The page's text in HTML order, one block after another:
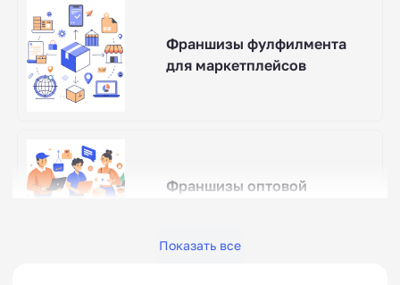
Франшизы фулфилмента
для маркетплейсов
Франшизы оптовой
Показать все